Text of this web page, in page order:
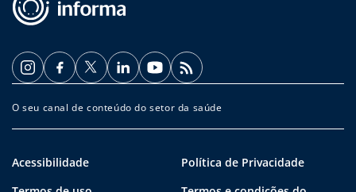
O seu canal de conteúdo do setor da saúde
Acessibilidade
Política de Privacidade